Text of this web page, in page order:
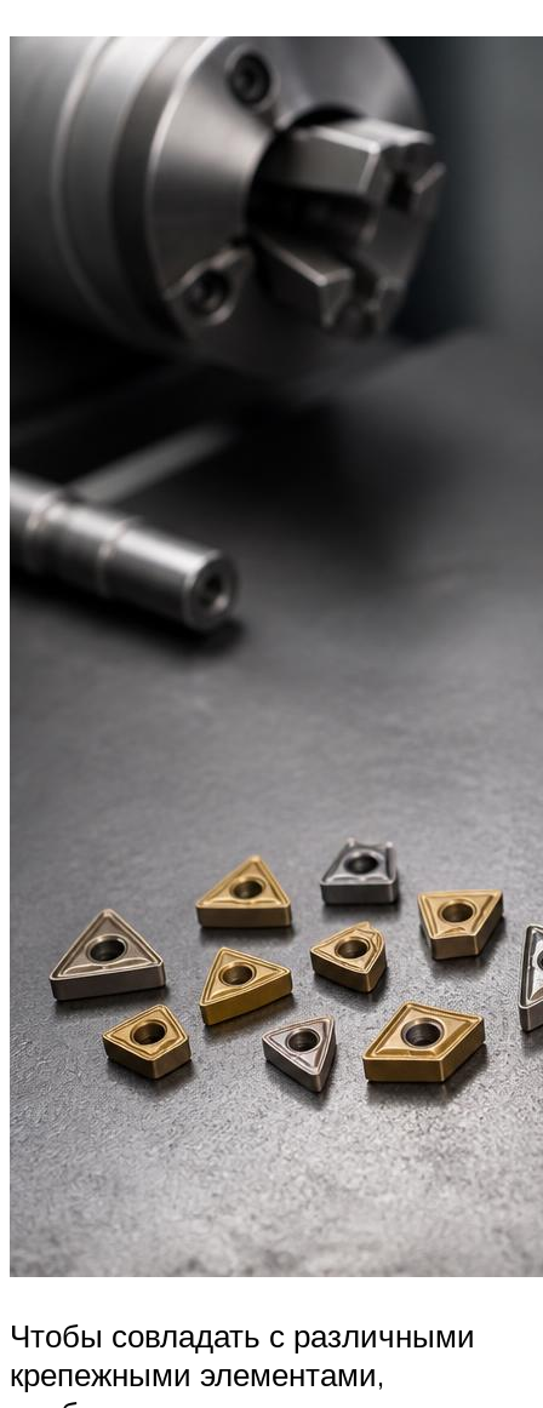
Чтобы совладать с различными
крепежными элементами,